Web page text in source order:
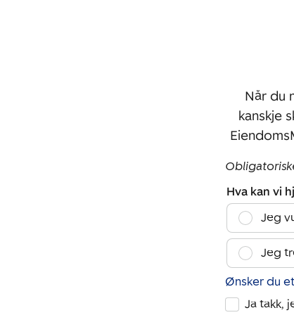
Når du
kanskje
Hva kan vi
Jeg
Jeg
Ønsker du
Ja takk,